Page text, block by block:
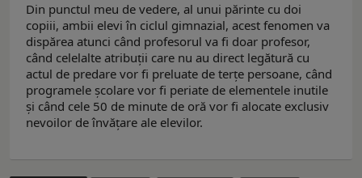
Din punctul meu de vedere, al unui părinte cu doi
copiii, ambii elevi în ciclul gimnazial, acest fenomen va
dispărea atunci când profesorul va fi doar profesor,
când celelalte atribuții care nu au direct legătură cu
actul de predare vor fi preluate de terțe persoane, când
programele școlare vor fi periate de elementele inutile
și când cele 50 de minute de oră vor fi alocate exclusiv
nevoilor de învățare ale elevilor.